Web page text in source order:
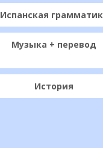
Испанская
Музыка + перевод
История